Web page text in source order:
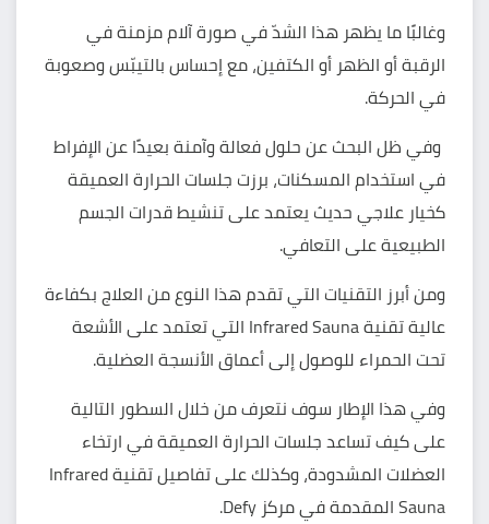
وغالبًا ما يظهر هذا الشدّ في صورة آلام مزمنة في
الرقبة أو الظهر أو الكتفين، مع إحساس بالتيبّس وصعوبة
في الحركة.
وفي ظل البحث عن حلول فعالة وآمنة بعيدًا عن الإفراط
في استخدام المسكنات، برزت جلسات الحرارة العميقة
كخيار علاجي حديث يعتمد على تنشيط قدرات الجسم
الطبيعية على التعافي.
ومن أبرز التقنيات التي تقدم هذا النوع من العلاج بكفاءة
عالية تقنية Infrared Sauna التي تعتمد على الأشعة
تحت الحمراء للوصول إلى أعماق الأنسجة العضلية.
وفي هذا الإطار سوف نتعرف من خلال السطور التالية
على كيف تساعد جلسات الحرارة العميقة في ارتخاء
العضلات المشدودة، وكذلك على تفاصيل تقنية Infrared
Sauna المقدمة في مركز Defy.